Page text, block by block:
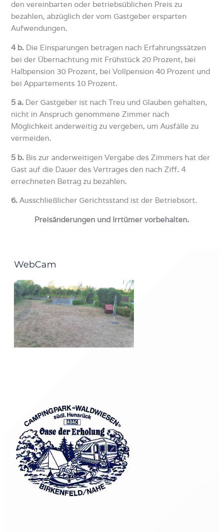
den vereinbarten oder betriebsüblichen Preis zu
bezahlen, abzüglich der vom Gastgeber ersparten
Aufwendungen.
4 b. Die Einsparungen betragen nach Erfahrungssätzen
bei der Übernachtung mit Frühstück 20 Prozent, bei
Halbpension 30 Prozent, bei Vollpension 40 Prozent und
bei Appartements 10 Prozent.
5 a. Der Gastgeber ist nach Treu und Glauben gehalten,
nicht in Anspruch genommene Zimmer nach
Möglichkeit anderweitig zu vergeben, um Ausfälle zu
vermeiden.
5 b. Bis zur anderweitigen Vergabe des Zimmers hat der
Gast auf die Dauer des Vertrages den nach Ziff. 4
errechneten Betrag zu bezahlen.
6. Ausschließlicher Gerichtsstand ist der Betriebsort.
Preisänderungen und Irrtümer vorbehalten.
WebCam